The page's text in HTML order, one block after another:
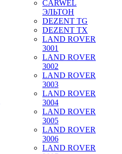
CARWEL
ЭЛЬТОН
DEZENT TG
DEZENT TX
LAND ROVER
3001
LAND ROVER
3002
LAND ROVER
3003
LAND ROVER
3004
LAND ROVER
3005
LAND ROVER
3006
LAND ROVER